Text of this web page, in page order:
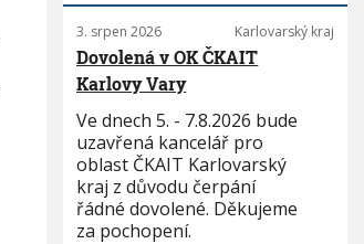
3. srpen 2026 Karlovarský kraj
Dovolená v OK ČKAIT
Karlovy Vary
Ve dnech 5. - 7.8.2026 bude
uzavřená kancelář pro
oblast ČKAIT Karlovarský
kraj z důvodu čerpání
řádné dovolené. Děkujeme
za pochopení.